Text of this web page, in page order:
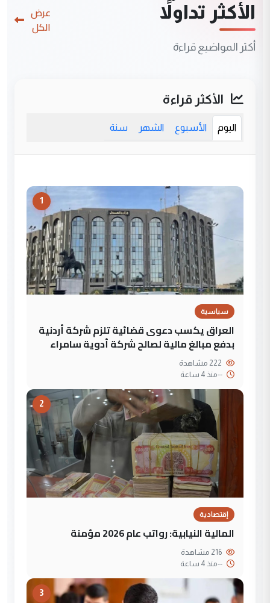
الأكثر تداولاً
أكثر المواضيع قراءة
عرض
الكل
الأكثر قراءة
اليوم الأسبوع الشهر سنة
1
سياسية
العراق يكسب دعوى قضائية تلزم شركة أردنية
بدفع مبالغ مالية لصالح شركة أدوية سامراء
--منذ 4 ساعة
2
إقتصادية
المالية النيابية: رواتب عام 2026 مؤمنة
--منذ 4 ساعة
3